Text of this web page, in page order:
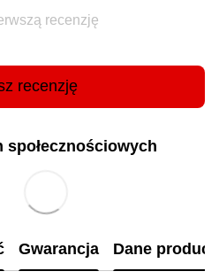
recenzję
recenzję
Gwarancja Dane